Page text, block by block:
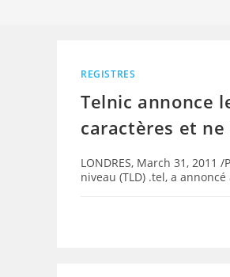
REGISTRES
Telnic annonce
caractères et
LONDRES, March 31,
niveau (TLD) .tel, a